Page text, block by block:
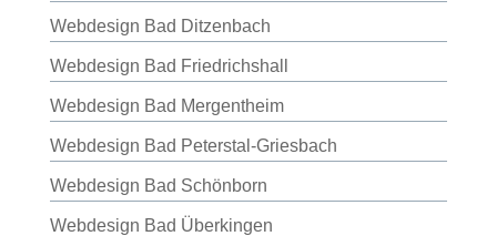
Webdesign Bad Ditzenbach
Webdesign Bad Friedrichshall
Webdesign Bad Mergentheim
Webdesign Bad Peterstal-Griesbach
Webdesign Bad Schönborn
Webdesign Bad Überkingen